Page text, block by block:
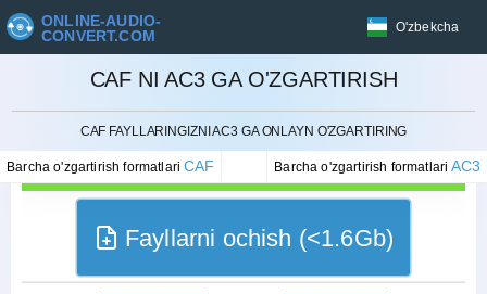
ONLINE-AUDIO-
CONVERT.COM
O'zbekcha
CAF NI AC3 GA O'ZGARTIRISH
CAF FAYLLARINGIZNI AC3 GA ONLAYN O'ZGARTIRING
Barcha o'zgartirish formatlariCAF Barcha o'zgartirish formatlariAC3
BEKOR QILISH
Fayllarni ochish (<1.6Gb)